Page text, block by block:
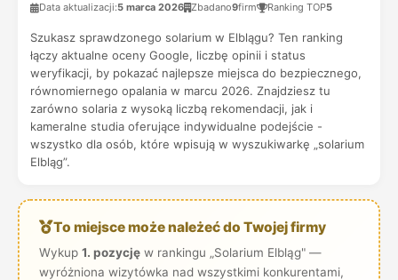
Data aktualizacji:5 marca 2026 Zbadano9firm Ranking TOP5
Szukasz sprawdzonego solarium w Elblągu? Ten ranking
łączy aktualne oceny Google, liczbę opinii i status
weryfikacji, by pokazać najlepsze miejsca do bezpiecznego,
równomiernego opalania w marcu 2026. Znajdziesz tu
zarówno solaria z wysoką liczbą rekomendacji, jak i
kameralne studia oferujące indywidualne podejście -
wszystko dla osób, które wpisują w wyszukiwarkę „solarium
Elbląg”.
To miejsce może należeć do Twojej firmy
Wykup 1. pozycjęw rankingu „Solarium Elbląg" —
wyróżniona wizytówka nad wszystkimi konkurentami,